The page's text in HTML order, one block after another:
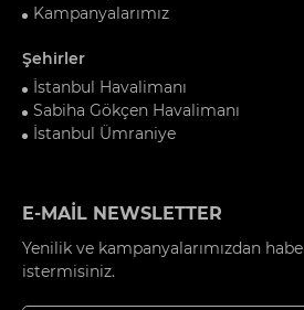
Kampanyalarımız
Şehirler
İstanbul Havalimanı
Sabiha Gökçen Havalimanı
İstanbul Ümraniye
E-MAİL NEWSLETTER
Yenilik ve kampanyalarımızdan
istermisiniz.